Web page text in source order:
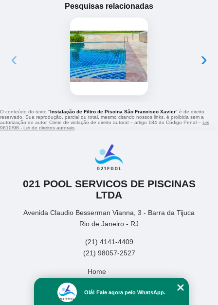
Pesquisas relacionadas
‹ ›
O conteúdo do texto "Instalação de Filtro de Piscina São Francisco Xavier" é de direito
reservado. Sua reprodução, parcial ou total, mesmo citando nossos links, é proibida sem a
autorização do autor. Crime de violação de direito autoral – artigo 184 do Código Penal – Lei
9610/98 - Lei de direitos autorais
021 POOL SERVICOS DE PISCINAS
LTDA
Avenida Claudio Besserman Vianna, 3 - Barra da Tijuca
Rio de Janeiro - RJ
(21) 4141-4409
(21) 98057-2527
Home
Missão
Olá! Fale agora pelo WhatsApp.